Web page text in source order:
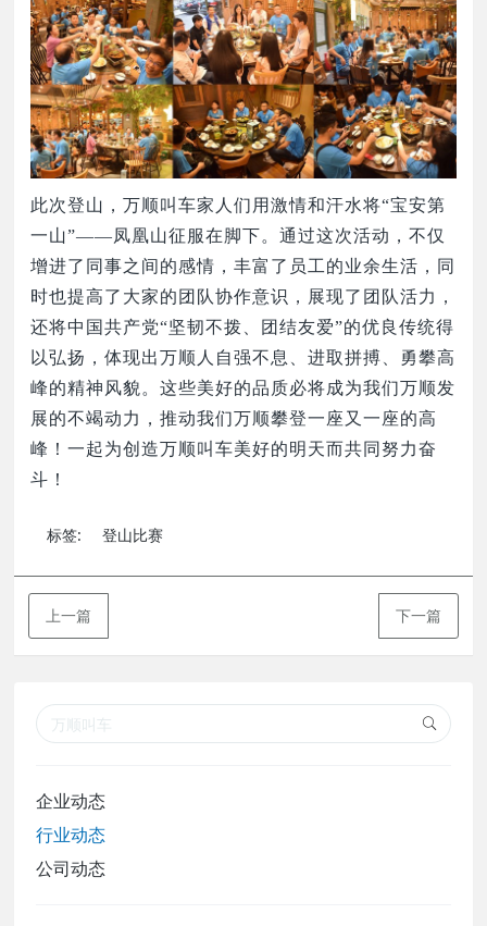
此次登山，万顺叫车家人们用激情和汗水将“宝安第
一山”——凤凰山征服在脚下。通过这次活动，不仅
增进了同事之间的感情，丰富了员工的业余生活，同
时也提高了大家的团队协作意识，展现了团队活力，
还将中国共产党“坚韧不拨、团结友爱”的优良传统得
以弘扬，体现出万顺人自强不息、进取拼搏、
勇攀高
峰的精神风貌。这些美好的品质必将成为我们万顺发
展的不竭动力，推动我们万顺攀登一座又一座的高
峰！一起为创造万顺叫车美好的明天而共同努力奋
斗！
标签: 登山比赛
上一篇 下一篇
企业动态
行业动态
公司动态